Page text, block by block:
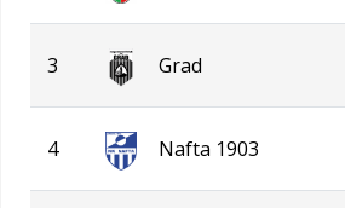
3 Grad
4 Nafta 1903